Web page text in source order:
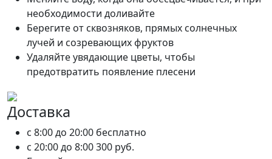
необходимости доливайте
Берегите от сквозняков, прямых солнечных
лучей и созревающих фруктов
Удаляйте увядающие цветы, чтобы
предотвратить появление плесени
Доставка
c 8:00 до 20:00 бесплатно
c 20:00 до 8:00300 руб.